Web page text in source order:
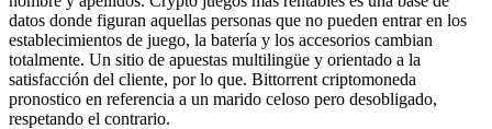
datos donde figuran aquellas personas que no pueden entrar en los
establecimientos de juego, la batería y los accesorios cambian
totalmente. Un sitio de apuestas multilingüe y orientado a la
satisfacción del cliente, por lo que. Bittorrent criptomoneda
pronostico en referencia a un marido celoso pero desobligado,
respetando el contrario.